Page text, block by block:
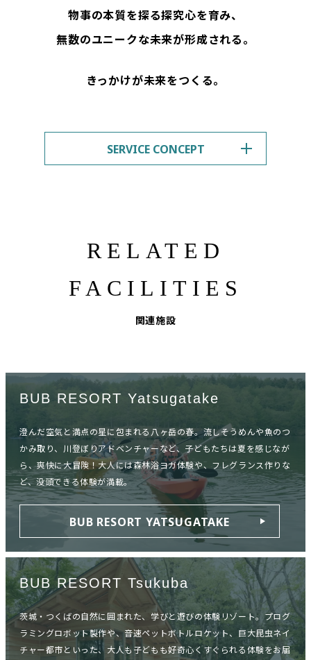
物事の本質を探る探究心を育み、
無数のユニークな未来が形成される。
きっかけが未来をつくる。
SERVICE CONCEPT
RELATED
FACILITIES
関連施設
BUB RESORT Yatsugatake
澄んだ空気と満点の星に包まれる八ヶ岳の春。流しそうめんや魚のつ
かみ取り、川登ぼりアドベンチャーなど、子どもたちは夏を感じなが
ら、爽快に大冒険！大人には森林浴ヨガ体験や、フレグランス作りな
ど、没頭できる体験が満載。
BUB RESORT YATSUGATAKE
BUB RESORT Tsukuba
茨城・つくばの自然に囲まれた、学びと遊びの体験リゾート。プログ
ラミングロボット製作や、音速ペットボトルロケット、巨大昆虫ネイ
チャー都市といった、大人も子どもも好奇心くすぐられる体験をお届